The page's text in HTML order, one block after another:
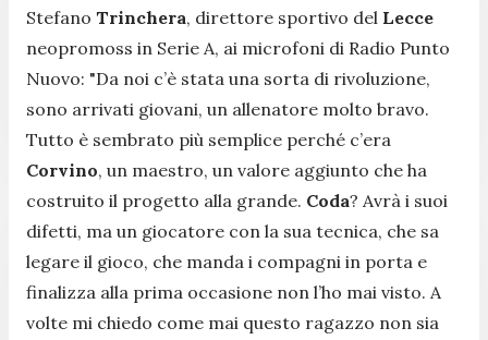
Stefano Trinchera, direttore sportivo del Lecce
neopromoss in Serie A, ai microfoni di Radio Punto
Nuovo: "Da noi c’è stata una sorta di rivoluzione,
sono arrivati giovani, un allenatore molto bravo.
Tutto è sembrato più semplice perché c’era
Corvino, un maestro, un valore aggiunto che ha
costruito il progetto alla grande. Coda? Avrà i suoi
difetti, ma un giocatore con la sua tecnica, che sa
legare il gioco, che manda i compagni in porta e
finalizza alla prima occasione non l’ho mai visto. A
volte mi chiedo come mai questo ragazzo non sia